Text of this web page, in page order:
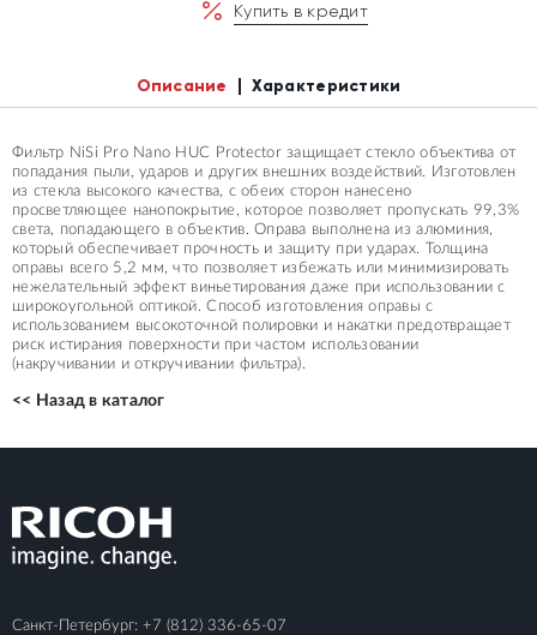
Купить в кредит
Описание Характеристики
Фильтр NiSi Pro Nano HUC Protector защищает стекло объектива от
попадания пыли, ударов и других внешних воздействий. Изготовлен
из стекла высокого качества, с обеих сторон нанесено
просветляющее нанопокрытие, которое позволяет пропускать 99,3%
света, попадающего в объектив. Оправа выполнена из алюминия,
который обеспечивает прочность и защиту при ударах. Толщина
оправы всего 5,2 мм, что позволяет избежать или минимизировать
нежелательный эффект виньетирования даже при использовании с
широкоугольной оптикой. Способ изготовления оправы с
использованием высокоточной полировки и накатки предотвращает
риск истирания поверхности при частом использовании
(накручивании и откручивании фильтра).
<< Назад в каталог
Санкт-Петербург: +7 (812) 336-65-07